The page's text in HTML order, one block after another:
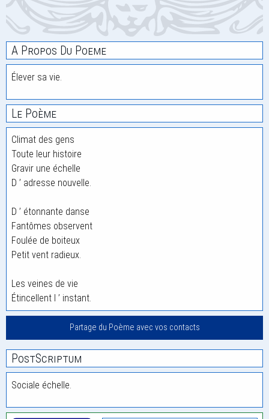
A Propos Du Poeme
Élever sa vie.
Le Poème
Climat des gens
Toute leur histoire
Gravir une échelle
D ’ adresse nouvelle.
D ’ étonnante danse
Fantômes observent
Foulée de boiteux
Petit vent radieux.
Les veines de vie
Étincellent l ’ instant.
Partage du Poème avec vos contacts
PostScriptum
Sociale échelle.